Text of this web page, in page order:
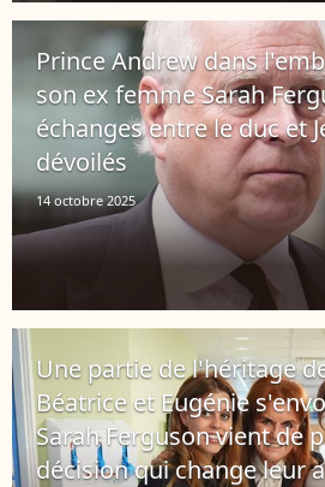
Prince Andrew dans
son ex femme Sarah
échanges entre le duc et
dévoilés
14 octobre 2025
Une partie de l'héritage
Béatrice et Eugénie
Sarah Ferguson vient de
décision qui change leur